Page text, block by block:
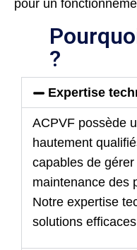
pour un
?
Expertise
ACPVF possède
hautement
capables de
maintenance des
Notre expertise
solutions